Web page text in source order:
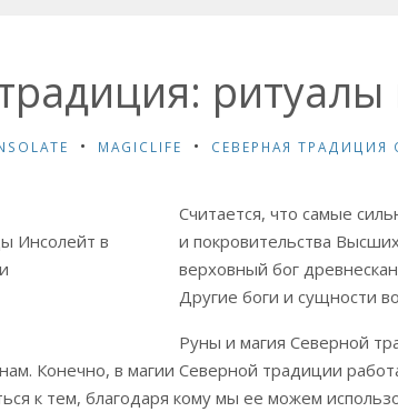
MAGICLIFE СЕВЕРНАЯ ТРАДИЦИЯ
Считается, что самые
и покровительства
верховный бог
Другие боги и сущности
Руны и магия Северной
Конечно, в магии Северной традиции
к тем, благодаря кому мы ее можем